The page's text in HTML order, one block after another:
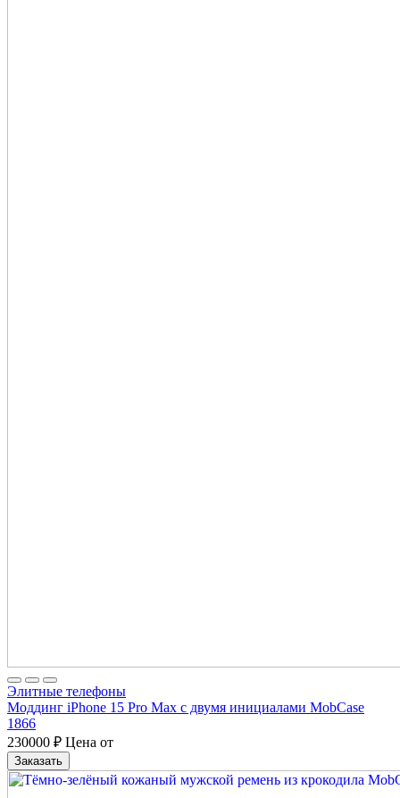
Элитные телефоны
Моддинг iPhone 15 Pro Max с двумя инициалами MobCase
1866
230000 ₽ Цена от
Заказать